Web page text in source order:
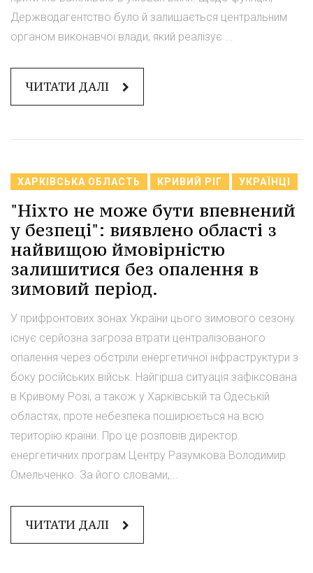
Держводагентство було й залишається центральним
органом виконавчої влади, який реалізує ...
ЧИТАТИ ДАЛІ
ХАРКІВСЬКА ОБЛАСТЬ КРИВИЙ РІГ УКРАЇНЦІ
"Ніхто не може бути впевнений
у безпеці": виявлено області з
найвищою ймовірністю
залишитися без опалення в
зимовий період.
У прифронтових зонах України цього зимового сезону
існує серйозна загроза втрати централізованого
опалення через обстріли енергетичної інфраструктури з
боку російських військ. Найгірша ситуація зафіксована
в Кривому Розі, а також у Харківській та Одеській
областях, проте небезпека поширюється на всю
територію країни. Про це розповів директор
енергетичних програм Центру Разумкова Володимир
Омельченко. За його словами,...
ЧИТАТИ ДАЛІ